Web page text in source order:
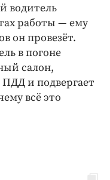
водитель
работы — ему
он провезёт.
в погоне
салон,
и подвергает
всё это